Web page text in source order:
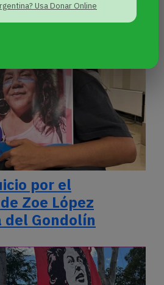
Usa Donar Online
por el
Zoe López
del Gondolín